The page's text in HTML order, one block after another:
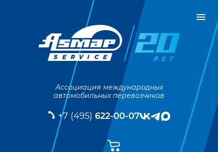
Ассоциация международных
автомобильных перевозчиков
+7 (495) 622-00-07